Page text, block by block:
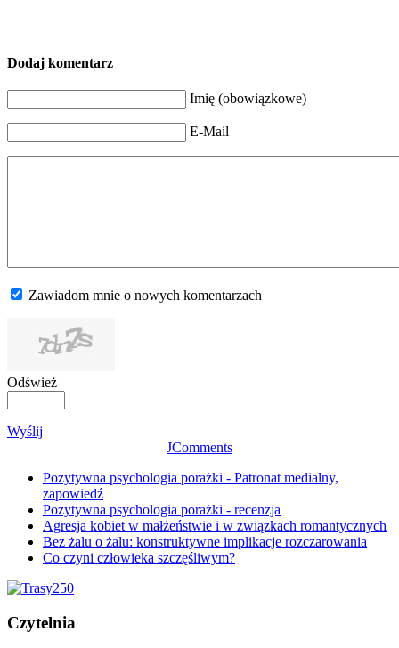
Dodaj komentarz
Imię (obowiązkowe)
E-Mail
Zawiadom mnie o nowych komentarzach
Odśwież
Wyślij
JComments
Pozytywna psychologia porażki - Patronat medialny,
zapowiedź
Pozytywna psychologia porażki - recenzja
Agresja kobiet w małżeństwie i w związkach romantycznych
Bez żalu o żalu: konstruktywne implikacje rozczarowania
Co czyni człowieka szczęśliwym?
Czytelnia